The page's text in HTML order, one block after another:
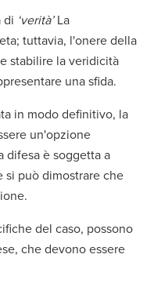
di ‘verità’La
tuttavia, l'onere della
stabilire la veridicità
una sfida.
in modo definitivo, la
un'opzione
difesa è soggetta a
può dimostrare che
del caso, possono
che devono essere